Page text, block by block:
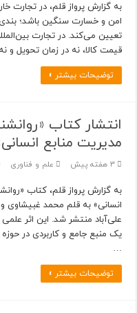
به گزارش پرواز قلم، در تجارت
امن و خسارت سنگین باشد؛
تعیین می‌کند. در تجارت
قیمت کالا، نه در زمان تحویل
توضیحات بیشتر »
انتشار کتاب
مدیریت منابع
3 هفته پیش علم و فناوری
به گزارش پرواز قلم، کتاب
انسانی» به قلم محمد غبیشاوی
یک منبع جامع و کاربردی در حوزه
…
توضیحات بیشتر »